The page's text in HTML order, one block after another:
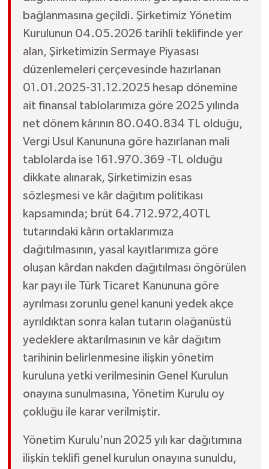
bağlanmasına geçildi. Şirketimiz Yönetim
Kurulunun 04.05.2026 tarihli teklifinde yer
alan, Şirketimizin Sermaye Piyasası
düzenlemeleri çerçevesinde hazırlanan
01.01.2025-31.12.2025 hesap dönemine
ait finansal tablolarımıza göre 2025 yılında
net dönem kârının 80.040.834 TL olduğu,
Vergi Usul Kanununa göre hazırlanan mali
tablolarda ise 161.970.369 -TL olduğu
dikkate alınarak, Şirketimizin esas
sözleşmesi ve kâr dağıtım politikası
kapsamında; brüt 64.712.972,40TL
tutarındaki kârın ortaklarımıza
dağıtılmasının, yasal kayıtlarımıza göre
oluşan kârdan nakden dağıtılması öngörülen
kar payı ile Türk Ticaret Kanununa göre
ayrılması zorunlu genel kanuni yedek akçe
ayrıldıktan sonra kalan tutarın olağanüstü
yedeklere aktarılmasının ve kâr dağıtım
tarihinin belirlenmesine ilişkin yönetim
kuruluna yetki verilmesinin Genel Kurulun
onayına sunulmasına, Yönetim Kurulu oy
çokluğu ile karar verilmiştir.
Yönetim Kurulu'nun 2025 yılı kar dağıtımına
ilişkin teklifi genel kurulun onayına sunuldu,